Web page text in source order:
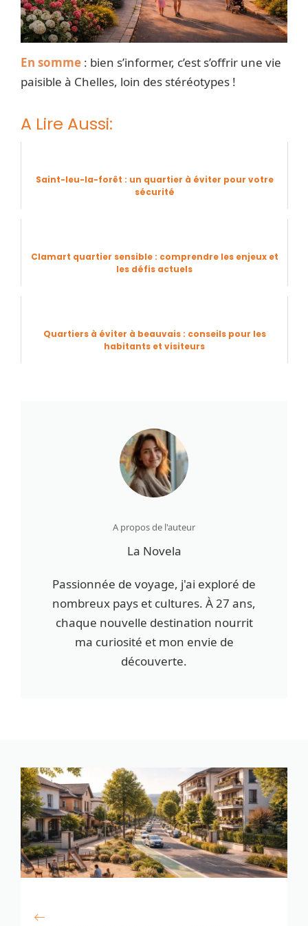
En somme : bien s’informer, c’est s’offrir une vie
paisible à Chelles, loin des stéréotypes !
A Lire Aussi:
Saint-leu-la-forêt : un quartier à éviter pour votre
sécurité
Clamart quartier sensible : comprendre les enjeux et
les défis actuels
Quartiers à éviter à beauvais : conseils pour les
habitants et visiteurs
A propos de l'auteur
La Novela
Passionnée de voyage, j'ai exploré de
nombreux pays et cultures. À 27 ans,
chaque nouvelle destination nourrit
ma curiosité et mon envie de
découverte.